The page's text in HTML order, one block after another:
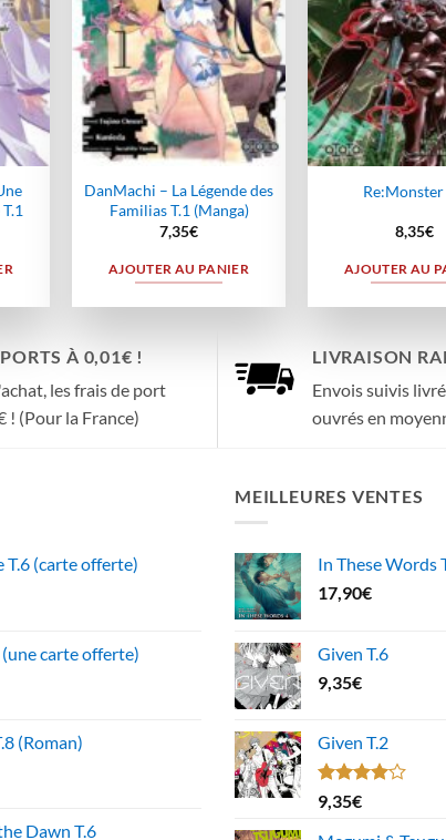
DanMachi – La Légende des
Familias T.1 (Manga)
7,35€
AJOUTER AU PANIER
Re:Monster
8,35€
AJOUTER AU
À 0,01€ !
les frais de port
! (Pour la France)
LIVRAISON
Envois suivis
ouvrés en
T.6 (carte offerte)
carte offerte)
(Roman)
Dawn T.6
MEILLEURES VENTES
In These Words
17,90€
Given T.6
9,35€
Given T.2
Note
4.00
5
9,35€